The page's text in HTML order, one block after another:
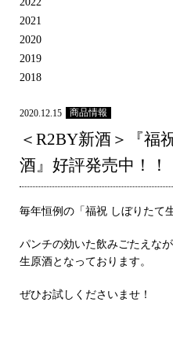
2021
2020
2019
2018
2020.12.15 商品情報
＜R2BY新酒＞『福
酒』好評発売中！！
毎年恒例の「福祝 しぼりたて
パンチの効いた飲みごたえな
生原酒となっております。
ぜひお試しくださいませ！